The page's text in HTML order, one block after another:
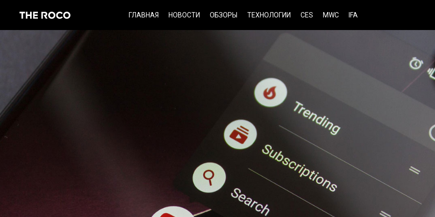
content
ГЛАВНАЯ НОВОСТИ ОБЗОРЫ ТЕХНОЛОГИИ CES MWC IFA